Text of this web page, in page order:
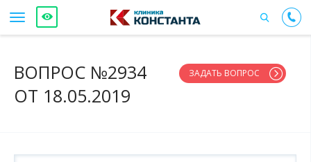
ВОПРОС №2934
ОТ 18.05.2019
ЗАДАТЬ ВОПРОС